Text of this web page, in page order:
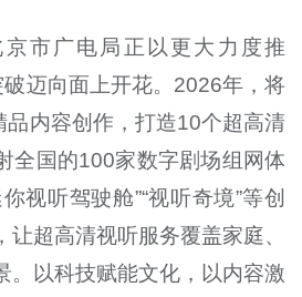
市广电局正以更大力度推
破迈向面上开花。2026年，将
品内容创作，打造10个超高清
全国的100家数字剧场组网体
视听驾驶舱”“视听奇境”等创
超高清视听服务覆盖家庭、
。以科技赋能文化，以内容激